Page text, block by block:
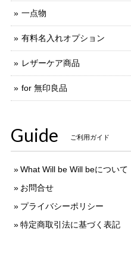
一点物
有料名入れオプション
レザーケア商品
for 無印良品
Guide ご利用ガイド
What Will be Will beについて
お問合せ
プライバシーポリシー
特定商取引法に基づく表記